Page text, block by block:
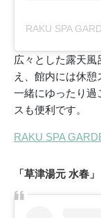
広々とした露天
え、館内には休憩
一緒にゆったり過
スも便利です。
RAKU SPA
「草津湯元 水春